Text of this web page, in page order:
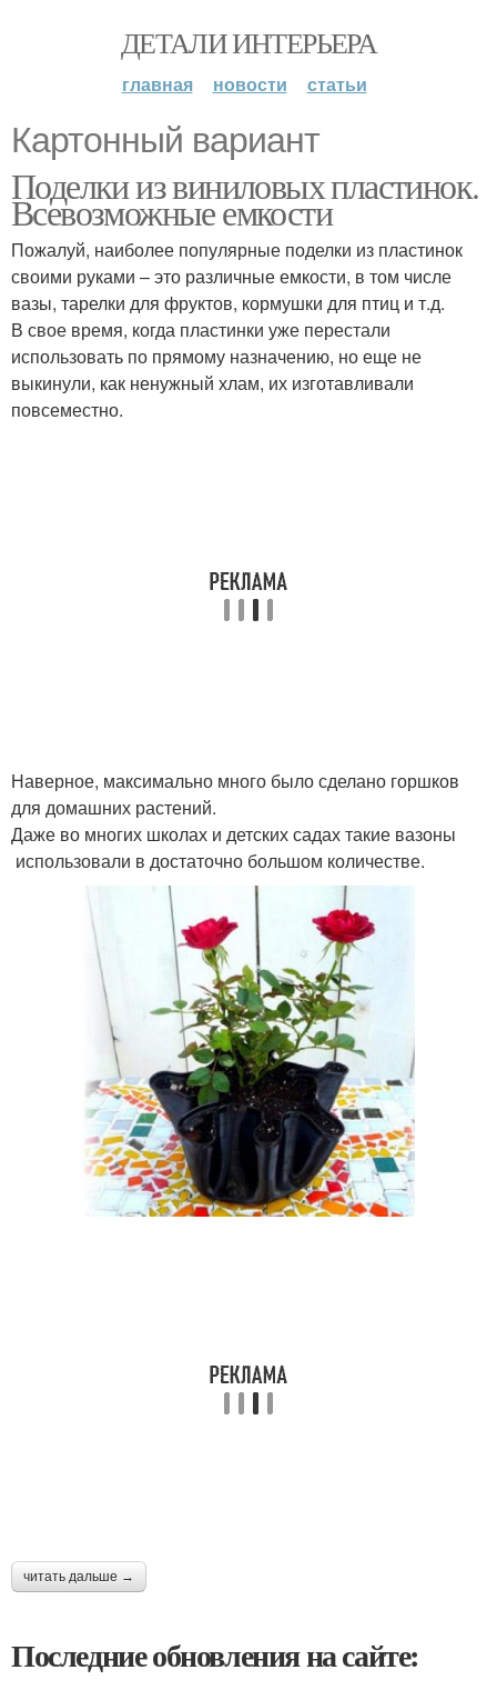
ДЕТАЛИ ИНТЕРЬЕРА
главная новости статьи
Картонный вариант
Поделки из виниловых пластинок.
Всевозможные емкости
Пожалуй, наиболее популярные поделки из пластинок
своими руками – это различные емкости, в том числе
вазы, тарелки для фруктов, кормушки для птиц и т.д.
В свое время, когда пластинки уже перестали
использовать по прямому назначению, но еще не
выкинули, как ненужный хлам, их изготавливали
повсеместно.
Наверное, максимально много было сделано горшков
для домашних растений.
Даже во многих школах и детских садах такие вазоны
использовали в достаточно большом количестве.
читать дальше →
Последние обновления на сайте: